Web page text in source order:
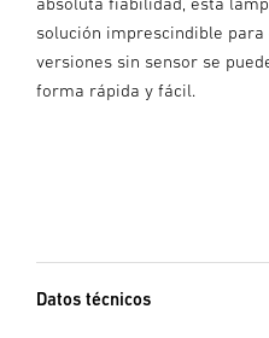
solución imprescindible
versiones sin sensor se
forma rápida y fácil.
Datos técnicos